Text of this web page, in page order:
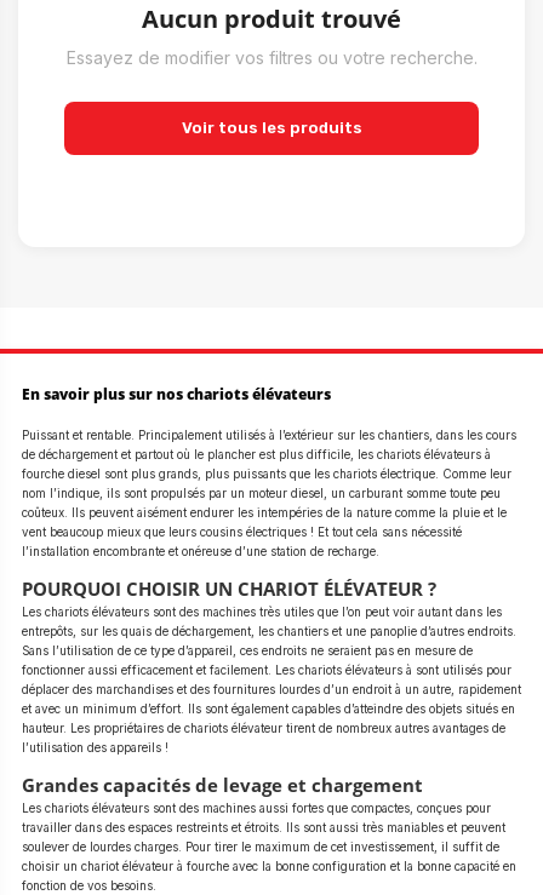
Aucun produit trouvé
Essayez de modifier vos filtres ou votre recherche.
Voir tous les produits
En savoir plus sur nos chariots élévateurs
Puissant et rentable. Principalement utilisés à l’extérieur sur les chantiers, dans les cours
de déchargement et partout où le plancher est plus difficile, les chariots élévateurs à
fourche diesel sont plus grands, plus puissants que les chariots électrique. Comme leur
nom l’indique, ils sont propulsés par un moteur diesel, un carburant somme toute peu
coûteux. Ils peuvent aisément endurer les intempéries de la nature comme la pluie et le
vent beaucoup mieux que leurs cousins électriques ! Et tout cela sans nécessité
l’installation encombrante et onéreuse d’une station de recharge.
POURQUOI CHOISIR UN CHARIOT ÉLÉVATEUR ?
Les chariots élévateurs sont des machines très utiles que l’on peut voir autant dans les
entrepôts, sur les quais de déchargement, les chantiers et une panoplie d’autres endroits.
Sans l’utilisation de ce type d’appareil, ces endroits ne seraient pas en mesure de
fonctionner aussi efficacement et facilement. Les chariots élévateurs à sont utilisés pour
déplacer des marchandises et des fournitures lourdes d’un endroit à un autre, rapidement
et avec un minimum d’effort. Ils sont également capables d’atteindre des objets situés en
hauteur. Les propriétaires de chariots élévateur tirent de nombreux autres avantages de
l’utilisation des appareils !
Grandes capacités de levage et chargement
Les chariots élévateurs sont des machines aussi fortes que compactes, conçues pour
travailler dans des espaces restreints et étroits. Ils sont aussi très maniables et peuvent
soulever de lourdes charges. Pour tirer le maximum de cet investissement, il suffit de
choisir un chariot élévateur à fourche avec la bonne configuration et la bonne capacité en
fonction de vos besoins.